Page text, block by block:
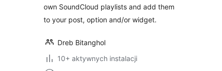
own SoundCloud playlists and add them
to your post, option and/or widget.
Dreb Bitanghol
10+ aktywnych instalacji